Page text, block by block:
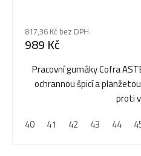
817,36 Kč bez DPH
989 Kč
Pracovní gumáky Cofra
ochrannou špicí a
proti
40
41 42 43 44